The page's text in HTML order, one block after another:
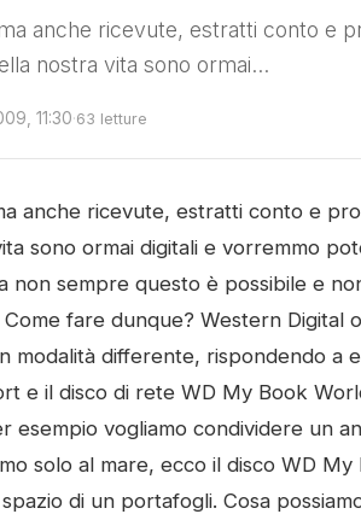
anche ricevute, estratti conto e
nostra vita sono ormai...
11:30·63 letture
anche ricevute, estratti conto e
sono ormai digitali e vorremmo
non sempre questo è possibile e
fare dunque? Western Digital
modalità differente, rispondendo a
e il disco di rete WD My Book
esempio vogliamo condividere un
solo al mare, ecco il disco WD
di un portafogli. Cosa